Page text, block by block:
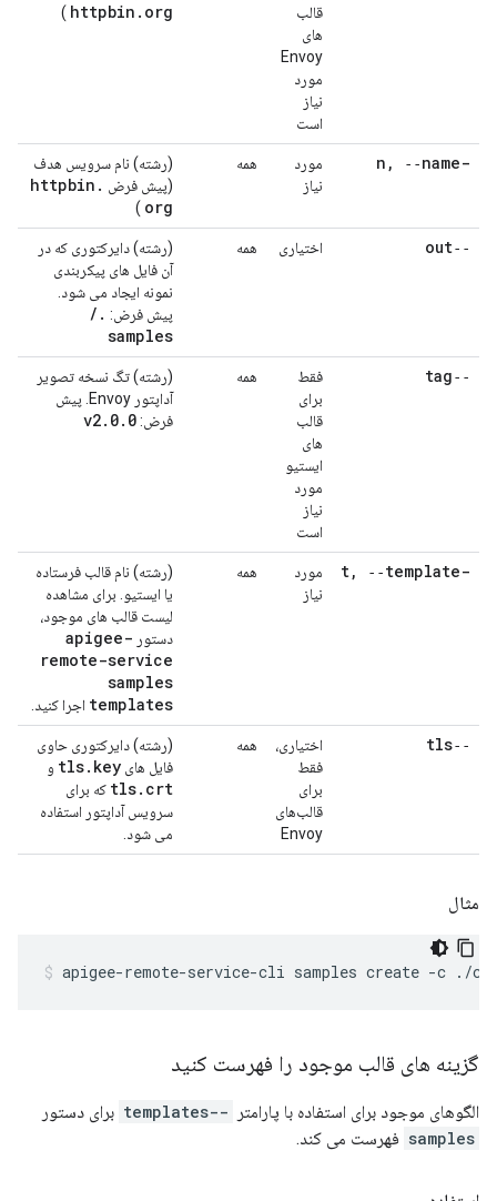
قالب
های
Envoy
مورد
نیاز
است
httpbin . org
)
-n
, ‑‑name
مورد
نیاز
همه
(رشته) نام سرویس هدف
(پیش فرض
httpbin .
org
)
‑‑out اختیاری همه
(رشته) دایرکتوری که در
آن فایل های پیکربندی
نمونه ایجاد می شود.
پیش فرض: .
/
samples
‑‑tag
فقط
برای
قالب
های
ایستیو
مورد
نیاز
است
همه
(رشته) تگ نسخه تصویر
آداپتور Envoy. پیش
فرض:
v2. 0. 0
-t
, ‑‑template
مورد
نیاز
همه
(رشته) نام قالب فرستاده
یا ایستیو. برای مشاهده
لیست قالب های موجود،
دستور apigee-
remote-service
samples
templates اجرا کنید.
‑‑tls
اختیاری،
فقط
برای
قالب‌های
Envoy
همه
(رشته) دایرکتوری حاوی
فایل های
tls. key و
tls. crt
که برای
سرویس آداپتور استفاده
می شود.
مثال
apigee-remote-service-cli samples create -c ./
گزینه های قالب موجود را فهرست کنید
الگوهای موجود برای استفاده با پارامتر --templates
برای دستور
samples فهرست می کند.